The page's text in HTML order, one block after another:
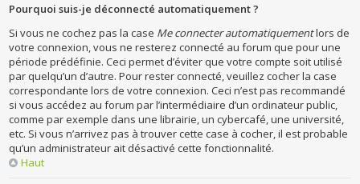
Pourquoi suis-je déconnecté automatiquement ?
Si vous ne cochez pas la case Me connecter automatiquementlors de
votre connexion, vous ne resterez connecté au forum que pour une
période prédéfinie. Ceci permet d’éviter que votre compte soit utilisé
par quelqu’un d’autre. Pour rester connecté, veuillez cocher la case
correspondante lors de votre connexion. Ceci n’est pas recommandé
si vous accédez au forum par l’intermédiaire d’un ordinateur public,
comme par exemple dans une librairie, un cybercafé, une université,
etc. Si vous n’arrivez pas à trouver cette case à cocher, il est probable
qu’un administrateur ait désactivé cette fonctionnalité.
Haut